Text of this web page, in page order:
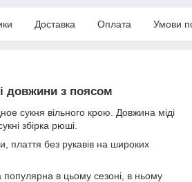
Доставка Оплата Умови
довжини з поясом
сукня вільного крою. Довжина міді
збірка рюші.
плаття без рукавів на широких
в цьому сезоні, в ньому